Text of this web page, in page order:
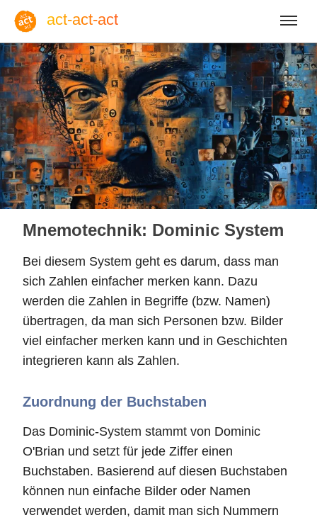
act-act-act
Anmelden
Blog
So, 09. August 2026 | 32
Englisch Deutsch Spanisch
Mnemotechnik: Dominic System
Bei diesem System geht es darum, dass man
sich Zahlen einfacher merken kann. Dazu
werden die Zahlen in Begriffe (bzw. Namen)
übertragen, da man sich Personen bzw. Bilder
viel einfacher merken kann und in Geschichten
integrieren kann als Zahlen.
Zuordnung der Buchstaben
Das Dominic-System stammt von Dominic
O'Brian und setzt für jede Ziffer einen
Buchstaben. Basierend auf diesen Buchstaben
können nun einfache Bilder oder Namen
verwendet werden, damit man sich Nummern